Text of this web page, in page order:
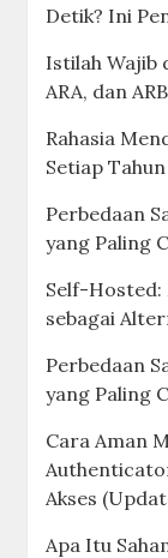
Detik? Ini
Istilah Wajib
ARA, dan
Rahasia
Setiap
Perbedaan
yang Paling
Self-Hosted:
sebagai
Perbedaan
yang Paling
Cara Aman
Akses
Apa Itu